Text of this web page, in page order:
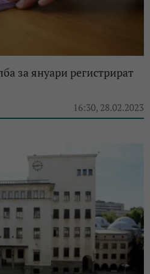
за януари регистрират
16:30, 28.02.2023